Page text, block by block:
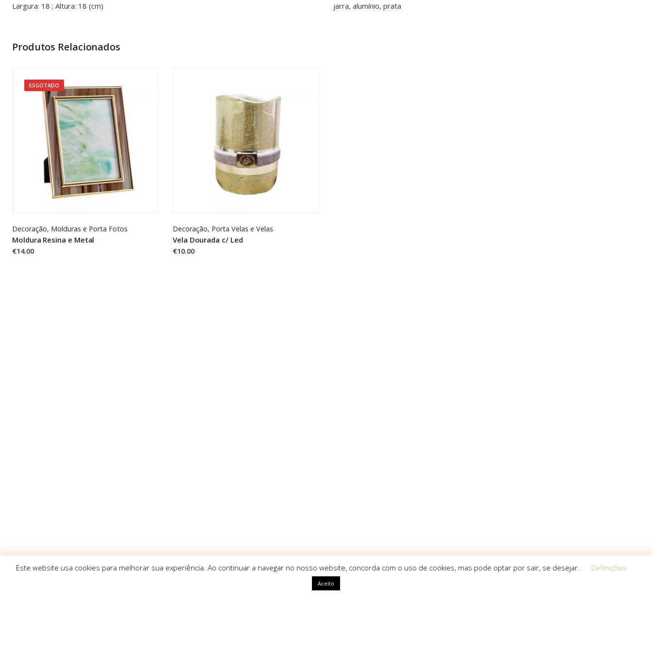
Largura: 18 ; Altura: 18 (cm)
jarra, alumínio, prata
You must be <a href="https://www.homeart.pt/minha-conta/">logged in</a> to post a review.
Produtos Relacionados
ESGOTADO
Decoração, Molduras e Porta Fotos
Moldura Resina e Metal
€14.00
Decoração, Porta Velas e Velas
Vela Dourada c/ Led
€10.00
Este website usa cookies para melhorar sua experiência. Ao continuar a navegar no nosso website, concorda com o uso de cookies, mas pode optar por sair, se desejar. Definições
Aceito